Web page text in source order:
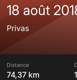
Privas
Distance
74,37 km